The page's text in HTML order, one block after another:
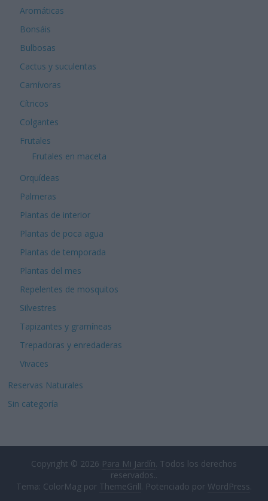
Aromáticas
Bonsáis
Bulbosas
Cactus y suculentas
Carnívoras
Cítricos
Colgantes
Frutales
Frutales en maceta
Orquídeas
Palmeras
Plantas de interior
Plantas de poca agua
Plantas de temporada
Plantas del mes
Repelentes de mosquitos
Silvestres
Tapizantes y gramíneas
Trepadoras y enredaderas
Vivaces
Reservas Naturales
Sin categoría
Copyright © 2026 Para Mi Jardín. Todos los derechos
reservados..
Tema: ColorMag por ThemeGrill. Potenciado por WordPress.